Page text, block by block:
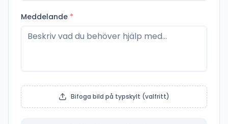
Meddelande *
Bifoga bild på typskylt (valfritt)